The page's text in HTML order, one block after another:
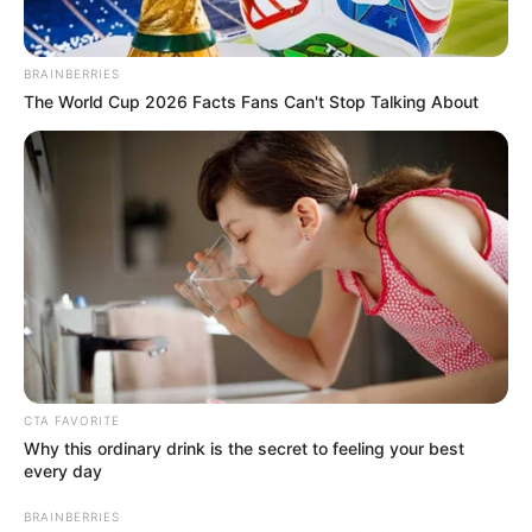
elCentro Comercial Acrópolis, en el sector de la
Ciudadela Real de Minas, entre la1:00 p.m. y las 5:00
p.m.
BRAINBERRIES
The World Cup 2026 Facts Fans Can't Stop Talking About
CTA FAVORITE
Why this ordinary drink is the secret to feeling your best
every day
BRAINBERRIES